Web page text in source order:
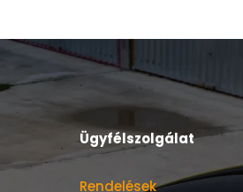
Ügyfélszolgálat
Rendelések